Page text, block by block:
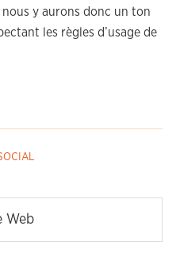
nous y aurons donc un ton
les règles d’usage de